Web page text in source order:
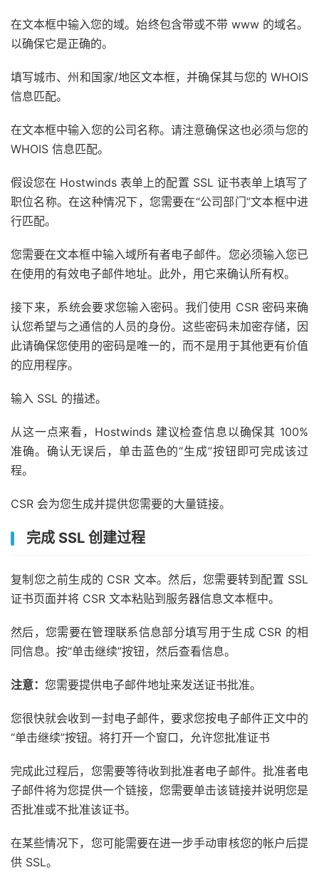
在文本框中输入您的域。始终包含带或不带 www 的域名。
以确保它是正确的。
填写城市、州和国家/地区文本框，并确保其与您的 WHOIS
信息匹配。
在文本框中输入您的公司名称。请注意确保这也必须与您的
WHOIS 信息匹配。
假设您在 Hostwinds 表单上的配置 SSL 证书表单上填写了
职位名称。在这种情况下，您需要在“公司部门”文本框中进
行匹配。
您需要在文本框中输入域所有者电子邮件。您必须输入您已
在使用的有效电子邮件地址。此外，用它来确认所有权。
接下来，系统会要求您输入密码。我们使用 CSR 密码来确
认您希望与之通信的人员的身份。这些密码未加密存储，因
此请确保您使用的密码是唯一的，而不是用于其他更有价值
的应用程序。
输入 SSL 的描述。
从这一点来看，Hostwinds 建议检查信息以确保其 100%
准确。确认无误后，单击蓝色的“生成”按钮即可完成该过
程。
CSR 会为您生成并提供您需要的大量链接。
完成 SSL 创建过程
复制您之前生成的 CSR 文本。然后，您需要转到配置 SSL
证书页面并将 CSR 文本粘贴到服务器信息文本框中。
然后，您需要在管理联系信息部分填写用于生成 CSR 的相
同信息。按“单击继续”按钮，然后查看信息。
注意： 您需要提供电子邮件地址来发送证书批准。
您很快就会收到一封电子邮件，要求您按电子邮件正文中的
“单击继续”按钮。将打开一个窗口，允许您批准证书
完成此过程后，您需要等待收到批准者电子邮件。批准者电
子邮件将为您提供一个链接，您需要单击该链接并说明您是
否批准或不批准该证书。
在某些情况下，您可能需要在进一步手动审核您的帐户后提
供 SSL。